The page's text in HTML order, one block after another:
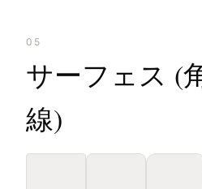
05
サーフェス (
線)